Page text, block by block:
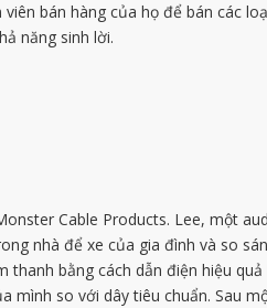
bán hàng của họ để bán các
năng sinh lời.
Cable Products. Lee, một
nhà để xe của gia đình và so
bằng cách dẫn điện hiệu
mình so với dây tiêu chuẩn. Sau